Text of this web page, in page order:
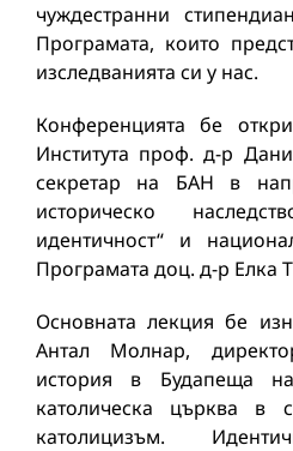
чуждестранни
Програмата, които
изследванията си у нас.
Конференцията бе
Института проф. д-р
секретар на БАН в
историческо
идентичност“ и
Програмата доц. д-р Елка
Основната лекция бе
Антал Молнар,
история в Будапеща
католическа църква в
католицизъм.